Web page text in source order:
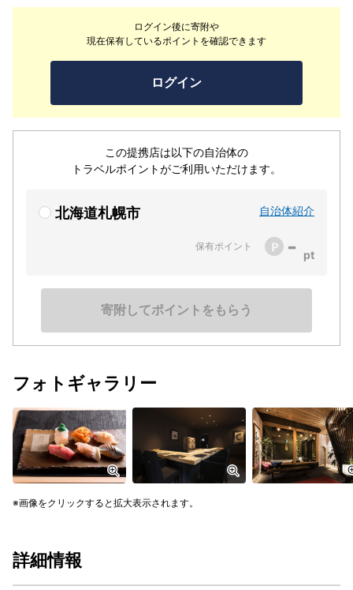
ログイン後に寄附や
現在保有しているポイントを確認できます
ログイン
この提携店は以下の自治体の
トラベルポイントがご利用いただけます。
北海道札幌市 自治体紹介
保有ポイント -
寄附してポイントをもらう
る寿司を、大人の皆さまと愉しむ。伝統を継承し、寿司屋
としてしっかりとした根をはり、そして多くの花を咲か
せ、お客様に喜んでいただきたい。旨みを追求すればする
ほど、ますます美味しくなる寿司。北海道食材を唯一無二
の江戸前技法で、日本酒とともに愉しみ、日本食文化をご
体験頂ければと思います。どうぞごゆるりと宜しくお願い
フォトギャラリー
画像をクリックすると拡大表示されます。
詳細情報